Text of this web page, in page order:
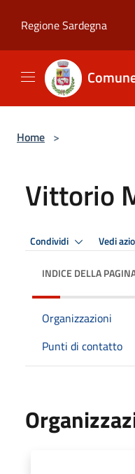
Regione Sardegna
Home >
Vittorio
Condividi Vedi
INDICE DELLA
Organizzazioni
Punti di contatto